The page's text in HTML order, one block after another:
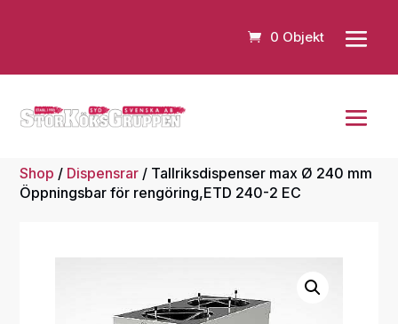
0 Objekt
Shop / Dispensrar / Tallriksdispenser max Ø 240 mm
Öppningsbar för rengöring,ETD 240-2 EC